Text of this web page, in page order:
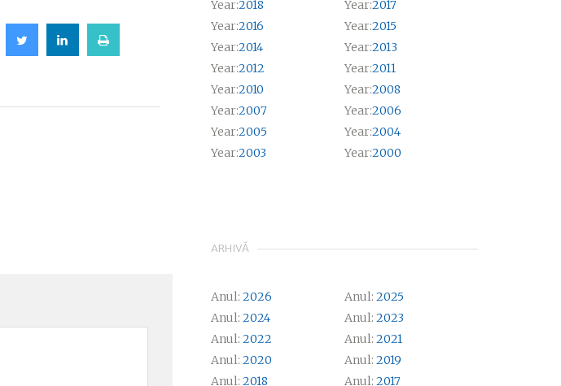
Year:2018 Year:2017
Year:2016 Year:2015
Year:2014 Year:2013
Year:2012 Year:2011
Year:2010 Year:2008
Year:2007 Year:2006
Year:2005 Year:2004
Year:2003 Year:2000
ARHIVĂ
Anul:2026 Anul:2025
Anul:2024 Anul:2023
Anul:2022 Anul:2021
Anul:2020 Anul:2019
Anul:2018 Anul:2017